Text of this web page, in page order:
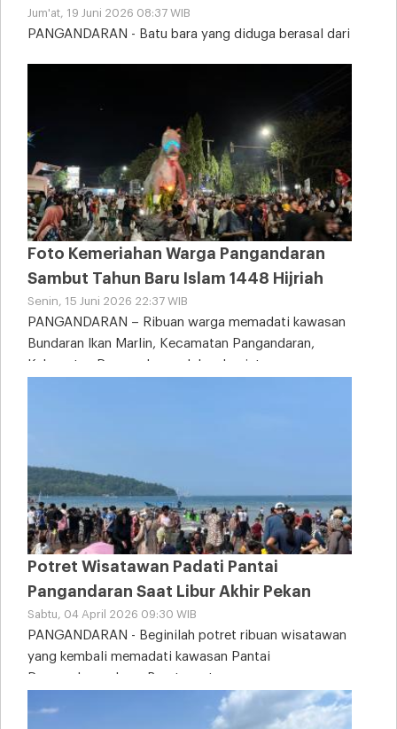
Jum'at, 19 Juni 2026 08:37 WIB
PANGANDARAN - Batu bara yang diduga berasal dari
Foto Kemeriahan Warga Pangandaran
Sambut Tahun Baru Islam 1448 Hijriah
Senin, 15 Juni 2026 22:37 WIB
PANGANDARAN – Ribuan warga memadati kawasan
Bundaran Ikan Marlin, Kecamatan Pangandaran,
Kabupaten Pangandaran, dalam kegiatan
Potret Wisatawan Padati Pantai
Pangandaran Saat Libur Akhir Pekan
Sabtu, 04 April 2026 09:30 WIB
PANGANDARAN - Beginilah potret ribuan wisatawan
yang kembali memadati kawasan Pantai
Pangandaran, Jawa Barat, saat